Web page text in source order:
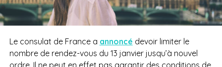
Le consulat de France a annoncé devoirlimiter le
nombre de rendez-vous du 13 janvier jusqu’à nouvel
ordre. Il ne peut en effet pas garantir des conditions de